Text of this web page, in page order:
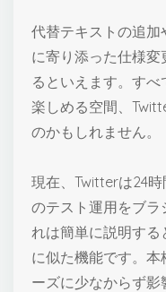
代替テキストの追
に寄り添った仕様
るといえます。すべ
楽しめる空間、
のかもしれません。
現在、Twitterは24時
のテスト運用をブラ
れは簡単に説明す
に似た機能です。本
ーズに少なからず影